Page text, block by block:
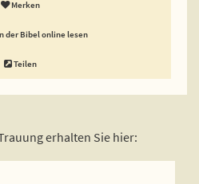
Merken
der Bibel online lesen
Teilen
erhalten Sie hier: